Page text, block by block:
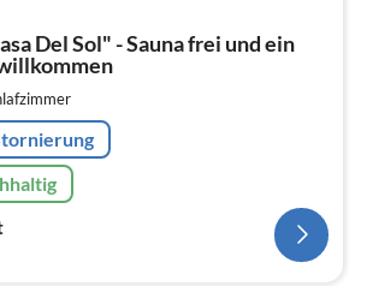
Del Sol" - Sauna frei und ein